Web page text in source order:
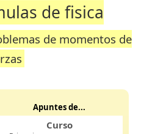
de fisica
de momentos de
Apuntes de...
Curso